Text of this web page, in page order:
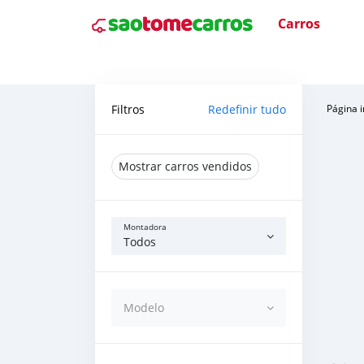
Carros
Filtros Redefinir tudo
Mostrar carros vendidos
Montadora
Todos
Modelo
Página